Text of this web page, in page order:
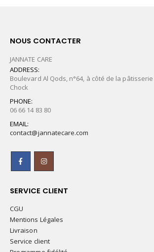
NOUS CONTACTER
JANNATE CARE
ADDRESS:
Boulevard Al Qods, n°64, à côté de la
Chock
PHONE:
06 66 14 83 80
EMAIL:
contact@jannatecare.com
SERVICE CLIENT
CGU
Mentions Légales
Livraison
Service client